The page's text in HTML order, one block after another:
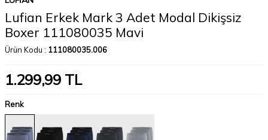
Lufian Erkek Mark 3 Adet Modal Dikişsiz
Boxer 111080035 Mavi
Ürün Kodu : 111080035.006
1.299,99 TL
Renk